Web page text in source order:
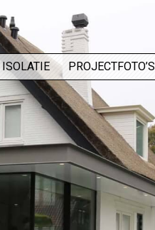
ISOLATIE PROJECTFOTO’S